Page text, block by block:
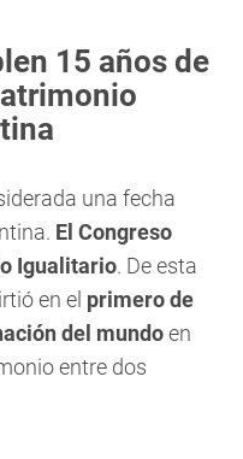
15 años de
una fecha
El Congreso
Igualitario. De esta
en el primero de
del mundoen
entre dos